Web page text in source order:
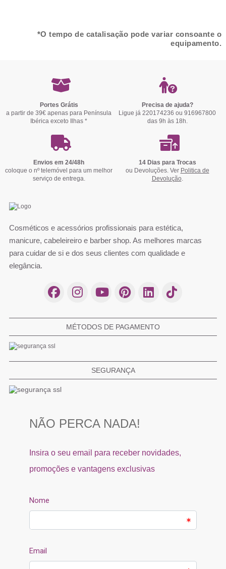
*O tempo de catalisação pode variar consoante o
equipamento.
Portes Grátis
a partir de 39€ apenas para Península
Ibérica exceto Ilhas *
Precisa de ajuda?
Ligue já 220174236 ou 916967800
das 9h às 18h.
Envios em 24/48h
coloque o nº telemóvel para um melhor
serviço de entrega.
14 Dias para Trocas
ou Devoluções. Ver Politica de
Devolução.
Cosméticos e acessórios profissionais para estética,
manicure, cabeleireiro e barber shop. As melhores marcas
para cuidar de si e dos seus clientes com qualidade e
elegância.
MÉTODOS DE PAGAMENTO
SEGURANÇA